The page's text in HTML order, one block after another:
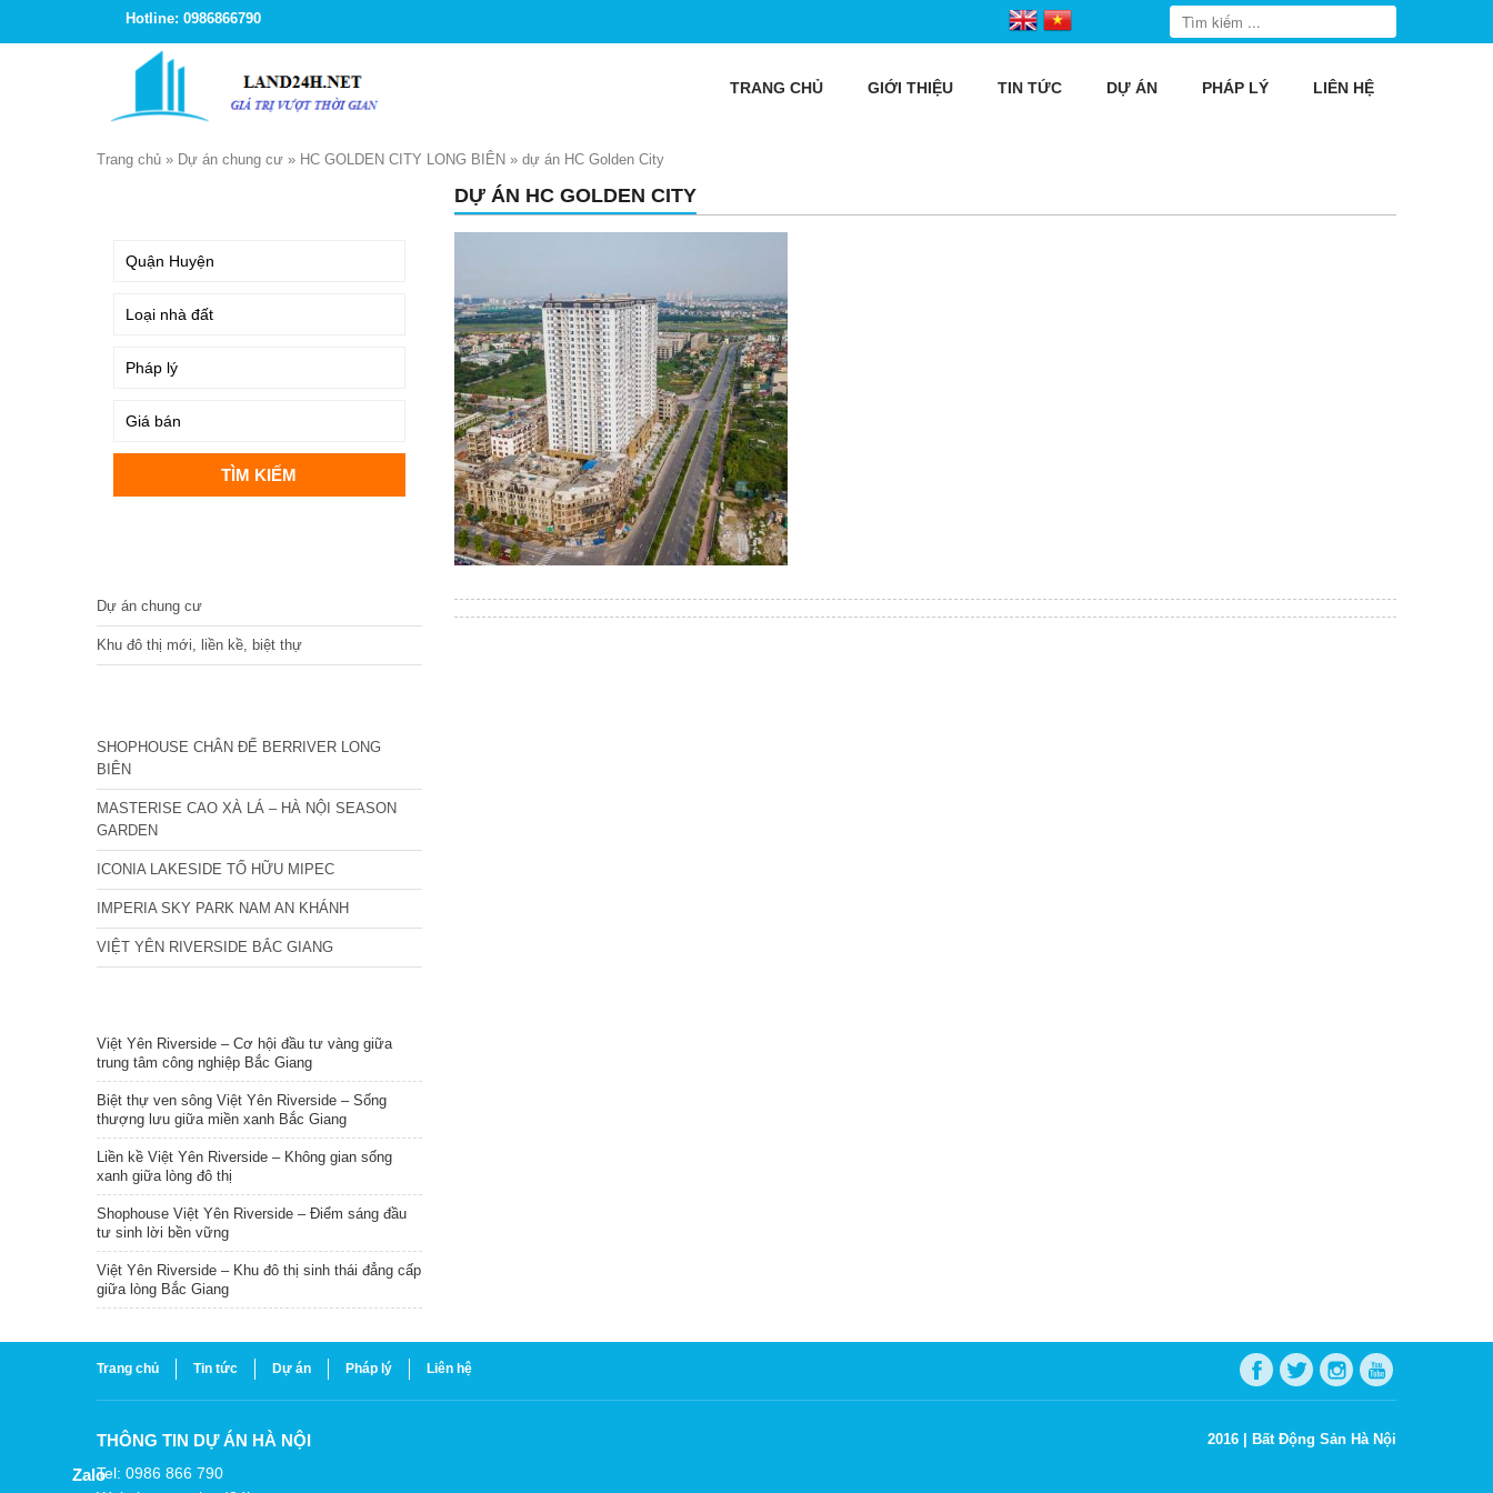
Hotline: 0986866790
TRANG CHỦ GIỚI THIỆU TIN TỨC DỰ ÁN PHÁP LÝ LIÊN HỆ
Trang chủ » Dự án chung cư » HC GOLDEN CITY LONG BIÊN » dự án HC Golden City
DỰ ÁN HC GOLDEN CITY
Dự án chung cư
Khu đô thị mới, liền kề, biệt thự
SHOPHOUSE CHÂN ĐẾ BERRIVER LONG
BIÊN
MASTERISE CAO XÀ LÁ – HÀ NỘI SEASON
GARDEN
ICONIA LAKESIDE TỐ HỮU MIPEC
IMPERIA SKY PARK NAM AN KHÁNH
VIỆT YÊN RIVERSIDE BẮC GIANG
Việt Yên Riverside – Cơ hội đầu tư vàng giữa
trung tâm công nghiệp Bắc Giang
Biệt thự ven sông Việt Yên Riverside – Sống
thượng lưu giữa miền xanh Bắc Giang
Liền kề Việt Yên Riverside – Không gian sống
xanh giữa lòng đô thị
Shophouse Việt Yên Riverside – Điểm sáng đầu
tư sinh lời bền vững
Việt Yên Riverside – Khu đô thị sinh thái đẳng cấp
giữa lòng Bắc Giang
Trang chủ Tin tức Dự án Pháp lý Liên hệ
THÔNG TIN DỰ ÁN HÀ NỘI
Tel: 0986 866 790
2016 | Bất Động Sản Hà Nội
Zalo